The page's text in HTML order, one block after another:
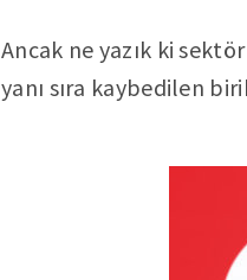
Ancak ne yazık ki
yanı sıra kaybedilen